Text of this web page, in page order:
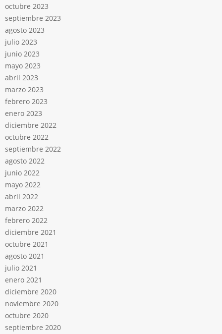
octubre 2023
septiembre 2023
agosto 2023
julio 2023
junio 2023
mayo 2023
abril 2023
marzo 2023
febrero 2023
enero 2023
diciembre 2022
octubre 2022
septiembre 2022
agosto 2022
junio 2022
mayo 2022
abril 2022
marzo 2022
febrero 2022
diciembre 2021
octubre 2021
agosto 2021
julio 2021
enero 2021
diciembre 2020
noviembre 2020
octubre 2020
septiembre 2020